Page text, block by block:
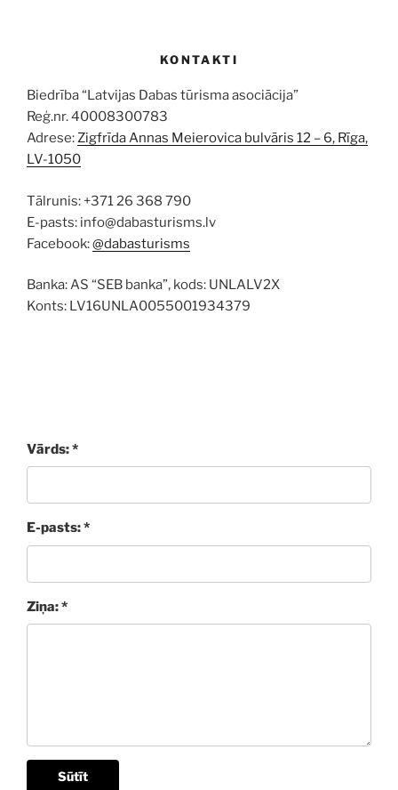
KONTAKTI
Biedrība “Latvijas Dabas tūrisma asociācija”
Reģ.nr. 40008300783
Adrese:Zigfrīda Annas Meierovica bulvāris 12 – 6, Rīga,
LV-1050
Tālrunis: +371 26 368 790
E-pasts: info@dabasturisms.lv
Facebook:@dabasturisms
Banka: AS “SEB banka”, kods: UNLALV2X
Konts: LV16UNLA0055001934379
Vārds: *
E-pasts: *
Ziņa: *
Sūtīt